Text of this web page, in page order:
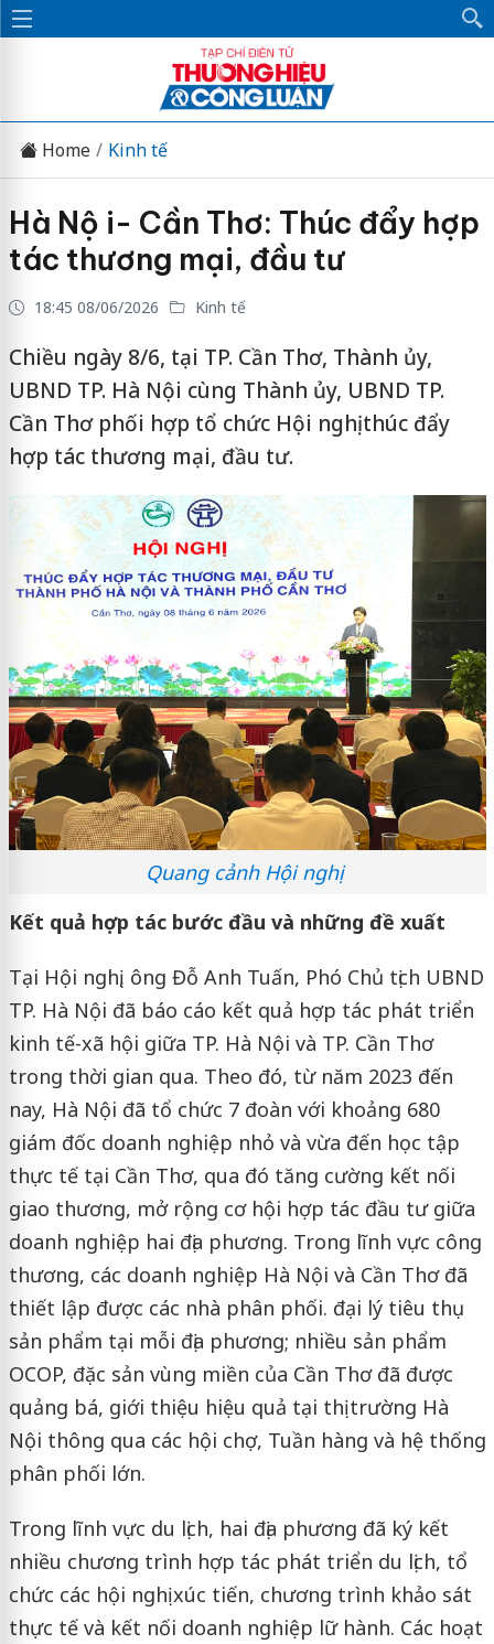
Home Kinh tế
Hà Nộ i- Cần Thơ: Thúc đẩy hợp
tác thương mại, đầu tư
18:45 08/06/2026 Kinh tế
Chiều ngày 8/6, tại TP. Cần Thơ, Thành ủy,
UBND TP. Hà Nội cùng Thành ủy, UBND TP.
Cần Thơ phối hợp tổ chức Hội nghị thúc đẩy
hợp tác thương mại, đầu tư.
Quang cảnh Hội nghị
Kết quả hợp tác bước đầu và những đề xuất
Tại Hội nghị, ông Đỗ Anh Tuấn, Phó Chủ tịch UBND
TP. Hà Nội đã báo cáo kết quả hợp tác phát triển
kinh tế-xã hội giữa TP. Hà Nội và TP. Cần Thơ
trong thời gian qua. Theo đó, từ năm 2023 đến
nay, Hà Nội đã tổ chức 7 đoàn với khoảng 680
giám đốc doanh nghiệp nhỏ và vừa đến học tập
thực tế tại Cần Thơ, qua đó tăng cường kết nối
giao thương, mở rộng cơ hội hợp tác đầu tư giữa
doanh nghiệp hai địa phương. Trong lĩnh vực công
thương, các doanh nghiệp Hà Nội và Cần Thơ đã
thiết lập được các nhà phân phối. đại lý tiêu thụ
sản phẩm tại mỗi địa phương; nhiều sản phẩm
OCOP, đặc sản vùng miền của Cần Thơ đã được
quảng bá, giới thiệu hiệu quả tại thị trường Hà
Nội thông qua các hội chợ, Tuần hàng và hệ thống
phân phối lớn.
Trong lĩnh vực du lịch, hai địa phương đã ký kết
nhiều chương trình hợp tác phát triển du lịch, tổ
chức các hội nghị xúc tiến, chương trình khảo sát
thực tế và kết nối doanh nghiệp lữ hành. Các hoạt